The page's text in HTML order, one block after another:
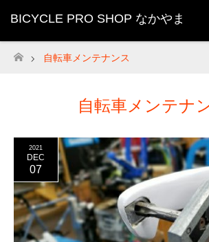
BICYCLE PRO SHOP なかやま
ホーム
自転車メンテナンス
自転車メンテナ
2021
DEC
07